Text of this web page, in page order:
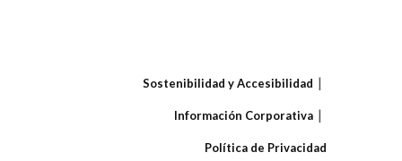
Sostenibilidad y Accesibilidad
Información Corporativa
Política de Privacidad